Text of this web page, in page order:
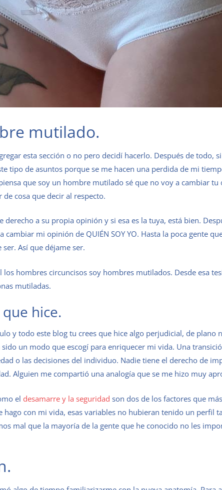
mutilado.
esta sección o no pero decidí hacerlo. Después de todo,
tipo de asuntos porque se me hacen una perdida de mi
que soy un hombre mutilado sé que no voy a cambiar tu
cosa que decir al respecto.
derecho a su propia opinión y si esa es la tuya, está bien.
cambiar mi opinión de QUIÉN SOY YO. Hasta la poca gente
Así que déjame ser.
hombres circuncisos soy hombres mutilados. Desde esa
mutiladas.
hice.
y todo este blog tu crees que hice algo perjudicial, de plano
un modo que escogí para enriquecer mi vida. Una
o las decisiones del individuo. Nadie tiene el derecho de
Alguien me compartió una analogía que se me hizo muy
el desamarre y la seguridad son dos de los factores que
hago con mi vida, esas variables no hubieran tenido un perfil
mal que la mayoría de la gente que he conocido no les